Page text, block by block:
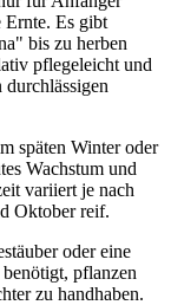
Ernte. Es gibt
bis zu herben
pflegeleicht und
späten Winter oder
Wachstum und
variiert je nach
Oktober reif.
oder eine
pflanzen
zu handhaben.